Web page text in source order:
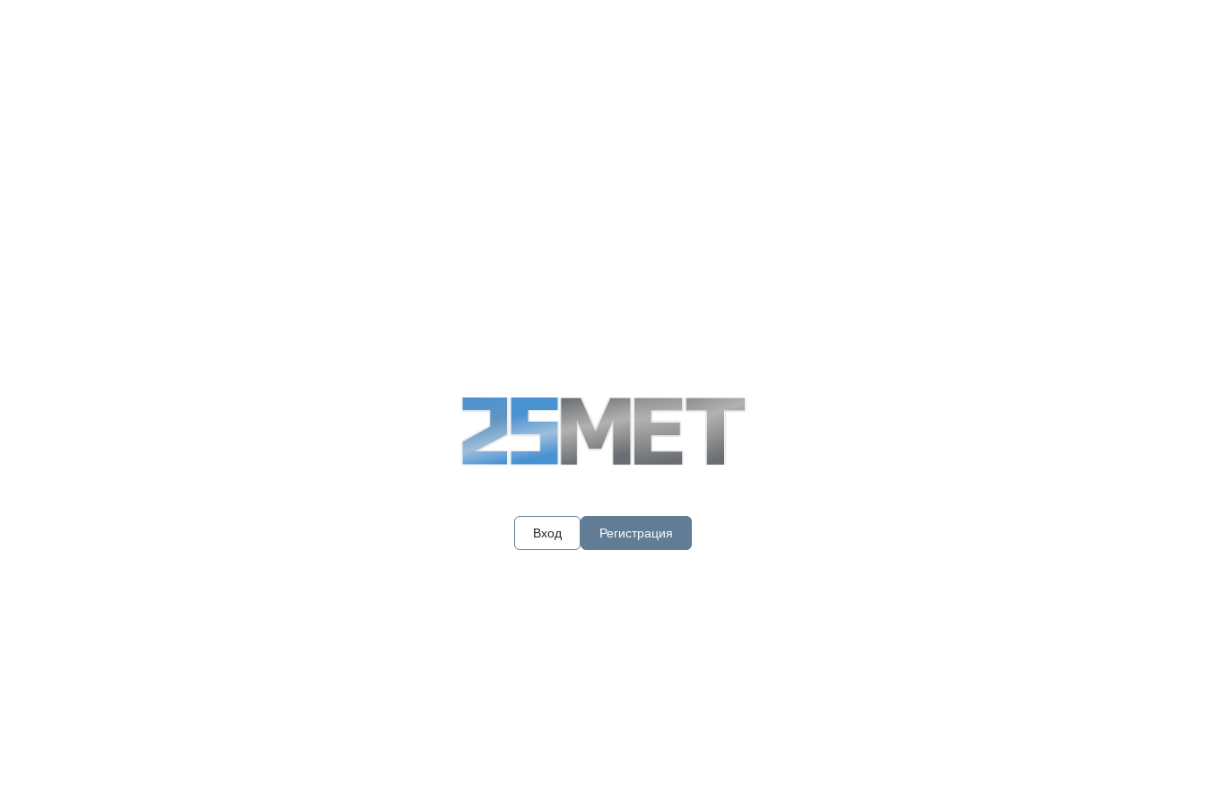
Вход Регистрация